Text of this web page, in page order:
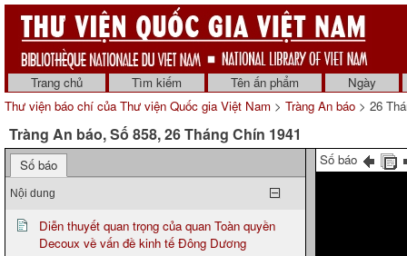
Trang chủ Tìm kiếm Tên ấn phẩm Ngày
Thư viện báo chí của Thư viện Quốc gia Việt Nam > Tràng An báo > 26
Tràng An báo, Số 858, 26 Tháng Chín 1941
Số báo
Nội dung
Diễn thuyết quan trọng của quan Toàn quyền
Decoux về vấn đề kinh tế Đông Dương
Số báo